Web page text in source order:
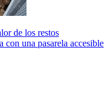
de los restos
una pasarela accesible